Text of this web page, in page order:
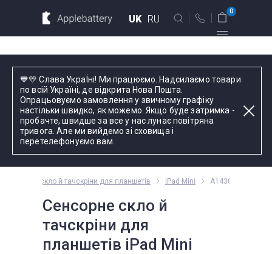
💙💛 Слава УкраЇні! Ми працюємо. Надсилаємо товари
по всій Україні, де відкрита Нова Пошта.
Опрацьовуємо замовлення у звичному графіку
настільки швидко, як можемо. Якщо буде затримка -
пробачте, швидше за все у нас лунає повітряна
тривога. Але ми вийдемо зі сховища і
перетелефонуємо вам.
UK RU
вул. Голосіївська 17, оф. 104
+38 044 339 57 83
Зворотний дзвінок
Пн-Пт:
оформлення
телефоном
0
Для планшетов
Введіть назву пристрою, модель або серію
Комплектуючі
Сенсорне скло й тачскріни для планшетів iPad Mini A1430
Сенсорне скло й
тачскріни для
планшетів iPad Mini